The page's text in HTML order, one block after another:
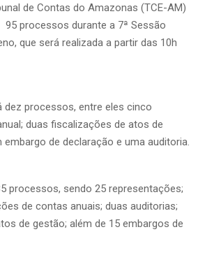
de Contas do Amazonas (TCE-AM)
processos durante a 7ª Sessão
que será realizada a partir das 10h
dez processos, entre eles cinco
duas fiscalizações de atos de
de declaração e uma auditoria.
processos, sendo 25 representações;
de contas anuais; duas auditorias;
de gestão; além de 15 embargos de